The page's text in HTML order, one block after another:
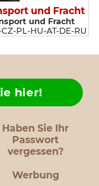
und Fracht
und Fracht
CZ-PL-HU-AT-DE-RU
Haben Sie Ihr
Passwort
vergessen?
hier!
Werbung